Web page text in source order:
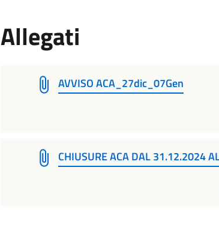
Allegati
AVVISO ACA_27dic_07Gen
CHIUSURE ACA DAL 31.12.2024